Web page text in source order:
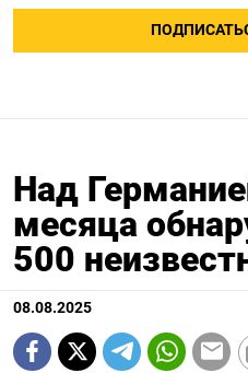
Над
месяца
500
08.08.2025